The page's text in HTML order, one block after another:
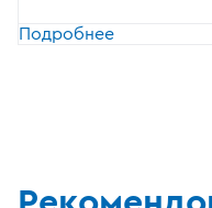
Подробнее